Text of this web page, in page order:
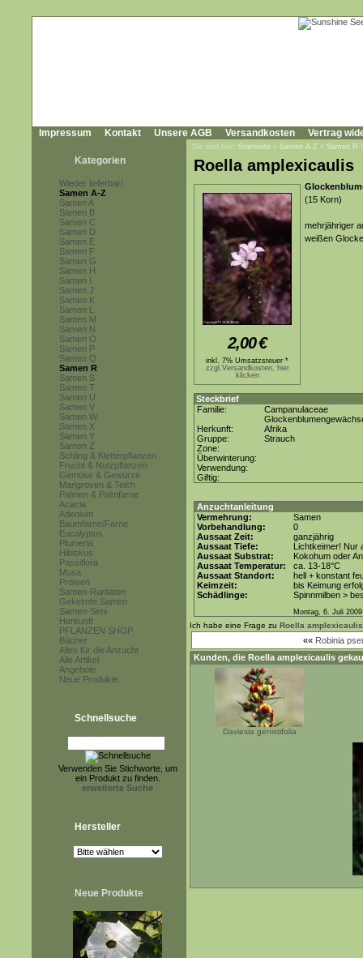
Impressum Kontakt Unsere AGB Versandkosten Vertrag
Kategorien
Wieder lieferbar!
Samen A-Z
Samen A
Samen B
Samen C
Samen D
Samen E
Samen F
Samen G
Samen H
Samen I
Samen J
Samen K
Samen L
Samen M
Samen N
Samen O
Samen P
Samen Q
Samen R
Samen S
Samen T
Samen U
Samen V
Samen W
Samen X
Samen Y
Samen Z
Schling & Kletterpflanzen
Frucht & Nutzpflanzen
Gemüse & Gewürze
Mangroven & Teich
Palmen & Palmfarne
Acacia
Adenium
Baumfarne/Farne
Eucalyptus
Plumeria
Hibiskus
Passiflora
Musa
Proteen
Samen-Raritäten
Gekeimte Samen
Samen-Sets
Herkunft
PFLANZEN SHOP
Bücher
Alles für die Anzucht
Alle Artikel
Angebote
Neue Produkte
Schnellsuche
Verwenden Sie Stichworte, um
ein Produkt zu finden.
erweiterte Suche
Hersteller
Neue Produkte
Sie sind hier: Startseite » Samen A-Z » Samen R
Roella amplexicaulis
2,00€
inkl. 7% Umsatzsteuer *
zzgl.Versandkosten, hier
klicken
(15 Korn)
mehrjähriger
weißen
Steckbrief
Familie:
Campanulaceae
Herkunft:
Afrika
Gruppe:
Strauch
Zone:
Überwinterung:
Verwendung:
Giftig:
Anzuchtanleitung
Vermehrung:
Samen
Vorbehandlung:
0
Aussaat Zeit:
ganzjährig
Aussaat Tiefe:
Lichtkeimer! Nur
Aussaat Substrat:
Kokohum oder
Aussaat Temperatur:
ca. 13-18°C
Aussaat Standort:
hell + konstant
Keimzeit:
bis Keimung
Schädlinge:
Spinnmilben >
Montag, 6. Juli 2009
Ich habe eine Frage zu Roella amplexicaulis
«« Robinia
Kunden, die Roella amplexicaulis
Daviesia genistifolia